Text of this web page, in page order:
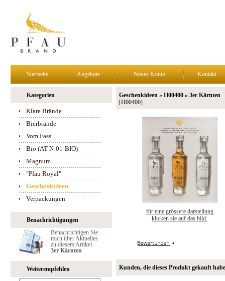
Startseite Angebote Neues Konto Kontakt
Kategorien
Klare Brände
Bierbrände
Vom Fass
Bio (AT-N-01-BIO)
Magnum
"Pfau Royal"
Geschenkideen
Verpackungen
Benachrichtigungen
Benachrichtigen Sie
mich über Aktuelles
zu diesem Artikel
3er Kärnten
Weiterempfehlen
Geschenkideen » H00400 » 3er Kärnten
[H00400]
für eine grössere darstellung
klicken sie auf das bild.
Kunden, die dieses Produkt gekauft